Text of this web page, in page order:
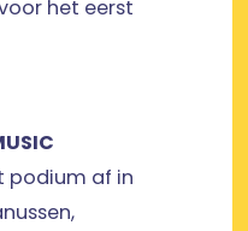
het eerst
podium af in